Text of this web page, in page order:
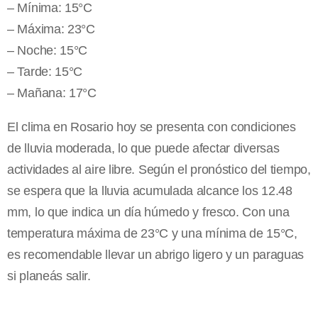
– Mínima: 15°C
– Máxima: 23°C
– Noche: 15°C
– Tarde: 15°C
– Mañana: 17°C
El clima en Rosario hoy se presenta con condiciones
de lluvia moderada, lo que puede afectar diversas
actividades al aire libre. Según el pronóstico del tiempo,
se espera que la lluvia acumulada alcance los 12.48
mm, lo que indica un día húmedo y fresco. Con una
temperatura máxima de 23°C y una mínima de 15°C,
es recomendable llevar un abrigo ligero y un paraguas
si planeás salir.